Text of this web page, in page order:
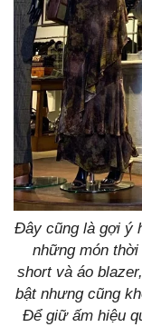
Đây cũng là gợi ý
những món
short và áo
bật nhưng cũng
Để giữ ấm hiệu